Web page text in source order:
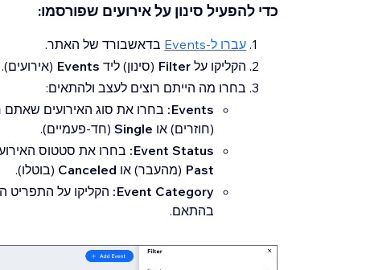
כדי להפעיל סינון על אירועים שפורסמו:
עברו ל-Events
בדאשבורד של האתר.
הקליקו על Filter (סינון) ליד Events (אירועים).
בחרו מה הייתם רוצים לעצב ולהתאים:
Events: בחרו את סוג האירועים שאתם
(חוזרים) או Single(חד-פעמיים).
Event Status: בחרו את סטטוס
Past (מהעבר) או Canceled (בוטלו).
Event Category: הקליקו על התפריט
בהתאם.